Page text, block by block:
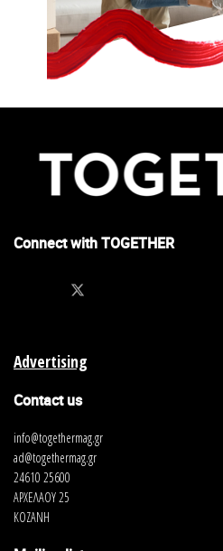
Connect with TOGETHER
Advertising
Contact us
info@togethermag.gr
ad@togethermag.gr
24610 25600
ΑΡΧΕΛΑΟΥ 25
ΚΟΖΑΝΗ